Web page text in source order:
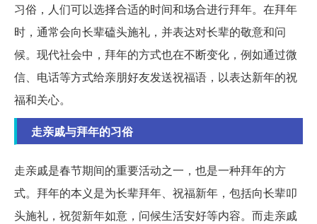
习俗，人们可以选择合适的时间和场合进行拜年。在拜年
时，通常会向长辈磕头施礼，并表达对长辈的敬意和问
候。现代社会中，拜年的方式也在不断变化，例如通过微
信、电话等方式给亲朋好友发送祝福语，以表达新年的祝
福和关心。
走亲戚与拜年的习俗
走亲戚是春节期间的重要活动之一，也是一种拜年的方
式。拜年的本义是为长辈拜年、祝福新年，包括向长辈叩
头施礼，祝贺新年如意，问候生活安好等内容。而走亲戚